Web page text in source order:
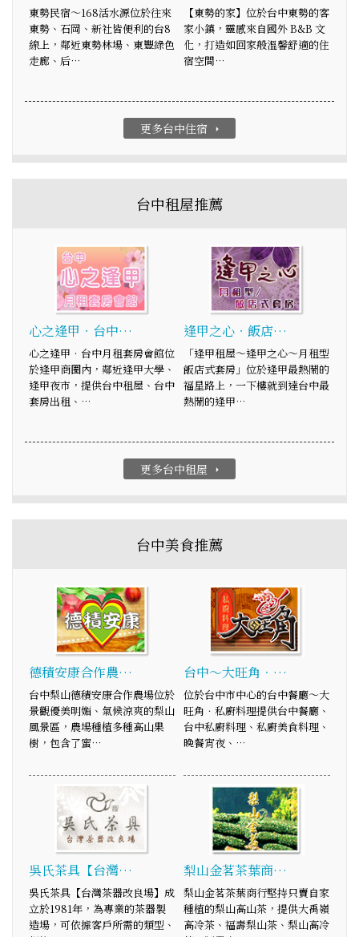
東勢民宿～168活水源位於往來
東勢、石岡、新社皆便利的台8
線上，鄰近東勢林場、東豐綠色
走廊、后…
【東勢的家】位於台中東勢的客
家小鎮，靈感來自國外 B&B 文
化，打造如回家般溫馨舒適的住
宿空間…
更多台中住宿 arrow_right
台中租屋推薦
心之逢甲‧台中…
心之逢甲‧台中月租套房會館位
於逢甲商圈內，鄰近逢甲大學、
逢甲夜市，提供台中租屋、台中
套房出租、…
逢甲之心‧飯店…
「逢甲租屋～逢甲之心～月租型
飯店式套房」位於逢甲最熱鬧的
福星路上，一下樓就到達台中最
熱鬧的逢甲…
更多台中租屋 arrow_right
台中美食推薦
德積安康合作農…
台中梨山德積安康合作農場位於
景觀優美明媚、氣候涼爽的梨山
風景區，農場種植多種高山果
樹，包含了蜜…
台中～大旺角．…
位於台中市中心的台中餐廳～大
旺角．私廚料理提供台中餐廳、
台中私廚料理、私廚美食料理、
晚餐宵夜、…
吳氏茶具【台灣…
吳氏茶具【台灣茶器改良場】成
立於1981年，為專業的茶器製
造場，可依據客戶所需的類型、
梨山金茗茶葉商…
梨山金茗茶葉商行堅持只賣自家
種植的梨山高山茶，提供大禹嶺
高冷茶、福壽梨山茶、梨山高冷